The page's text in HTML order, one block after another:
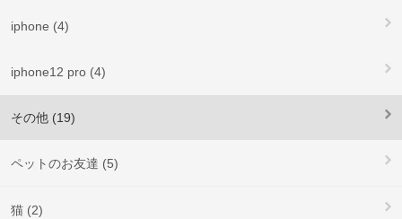
iphone (4)
iphone12 pro (4)
その他 (19)
ペットのお友達 (5)
猫 (2)